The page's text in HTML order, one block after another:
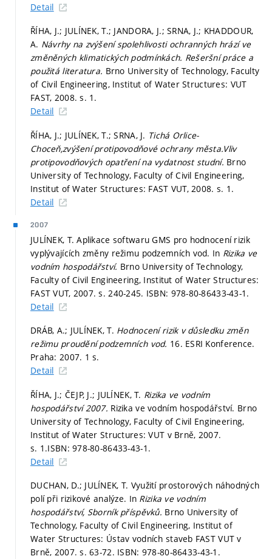
Detail
ŘÍHA, J.; JULÍNEK, T.; JANDORA, J.; SRNA, J.; KHADDOUR,
A. Návrhy na zvýšení spolehlivosti ochranných hrází ve
změněných klimatických podmínkách. Rešeršní práce a
použitá literatura. Brno University of Technology, Faculty
of Civil Engineering, Institut of Water Structures: VUT
FAST, 2008.s. 1.
Detail
ŘÍHA, J.; JULÍNEK, T.; SRNA, J. Tichá Orlice-
Choceň,zvýšení protipovodňové ochrany města.Vliv
protipovodňových opatření na vydatnost studní. Brno
University of Technology, Faculty of Civil Engineering,
Institut of Water Structures: FAST VUT, 2008. s. 1.
Detail
2007
JULÍNEK, T. Aplikace softwaru GMS pro hodnocení rizik
vyplývajících změny režimu podzemních vod. In Rizika ve
vodním hospodářství. Brno University of Technology,
Faculty of Civil Engineering, Institut of Water Structures:
FAST VUT, 2007.s. 240-245. ISBN: 978-80-86433-43-1.
Detail
DRÁB, A.; JULÍNEK, T. Hodnocení rizik v důsledku změn
režimu proudění podzemních vod. 16. ESRI Konference.
Praha: 2007. 1 s.
Detail
ŘÍHA, J.; ČEJP, J.; JULÍNEK, T. Rizika ve vodním
hospodářství 2007. Rizika ve vodním hospodářství. Brno
University of Technology, Faculty of Civil Engineering,
Institut of Water Structures: VUT v Brně, 2007.
s. 1.ISBN: 978-80-86433-43-1.
Detail
DUCHAN, D.; JULÍNEK, T. Využití prostorových náhodných
polí při rizikové analýze. In Rizika ve vodním
hospodářství, Sborník příspěvků. Brno University of
Technology, Faculty of Civil Engineering, Institut of
Water Structures: Ústav vodních staveb FAST VUT v
Brně, 2007.s. 63-72. ISBN: 978-80-86433-43-1.